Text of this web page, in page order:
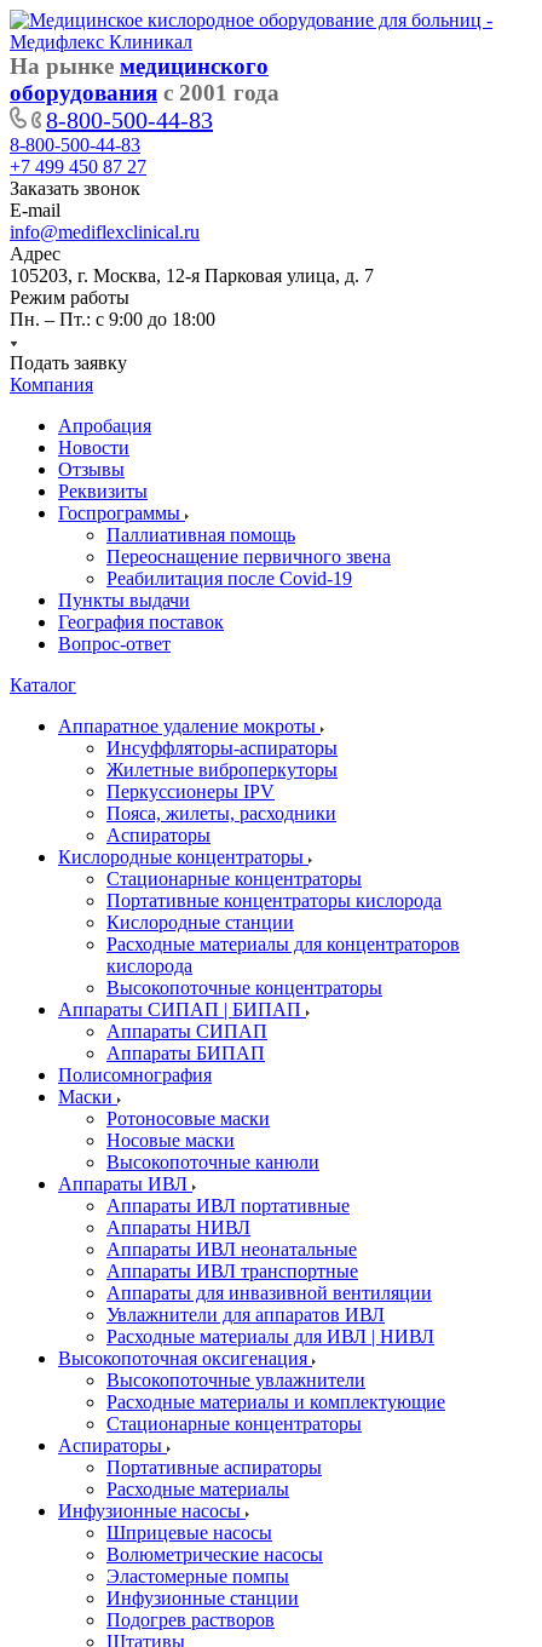
На рынке медицинского
оборудования с 2001 года
8-800-500-44-83
8-800-500-44-83
+7 499 450 87 27
Заказать звонок
E-mail
info@mediflexclinical.ru
Адрес
105203, г. Москва, 12-я Парковая улица, д. 7
Режим работы
Пн. – Пт.: с 9:00 до 18:00
Подать заявку
Компания
Апробация
Новости
Отзывы
Реквизиты
Госпрограммы
Паллиативная помощь
Переоснащение первичного звена
Реабилитация после Covid-19
Пункты выдачи
География поставок
Вопрос-ответ
Каталог
Аппаратное удаление мокроты
Инсуффляторы-аспираторы
Жилетные виброперкуторы
Перкуссионеры IPV
Пояса, жилеты, расходники
Аспираторы
Кислородные концентраторы
Стационарные концентраторы
Портативные концентраторы кислорода
Кислородные станции
Расходные материалы для концентраторов
кислорода
Высокопоточные концентраторы
Аппараты СИПАП | БИПАП
Аппараты СИПАП
Аппараты БИПАП
Полисомнография
Маски
Ротоносовые маски
Носовые маски
Высокопоточные канюли
Аппараты ИВЛ
Аппараты ИВЛ портативные
Аппараты НИВЛ
Аппараты ИВЛ неонатальные
Аппараты ИВЛ транспортные
Аппараты для инвазивной вентиляции
Увлажнители для аппаратов ИВЛ
Расходные материалы для ИВЛ | НИВЛ
Высокопоточная оксигенация
Высокопоточные увлажнители
Расходные материалы и комплектующие
Стационарные концентраторы
Аспираторы
Портативные аспираторы
Расходные материалы
Инфузионные насосы
Шприцевые насосы
Волюметрические насосы
Эластомерные помпы
Инфузионные станции
Подогрев растворов
Штативы